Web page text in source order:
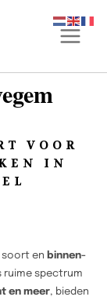
VOOR
IN
en binnen-
ruime spectrum
en meer, bieden